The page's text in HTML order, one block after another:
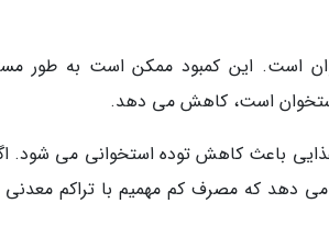
است. این کمبود ممکن است به طور
است، کاهش می دهد.
باعث کاهش توده استخوانی می شود.
دهد که مصرف کم مهمیم با تراکم معدنی